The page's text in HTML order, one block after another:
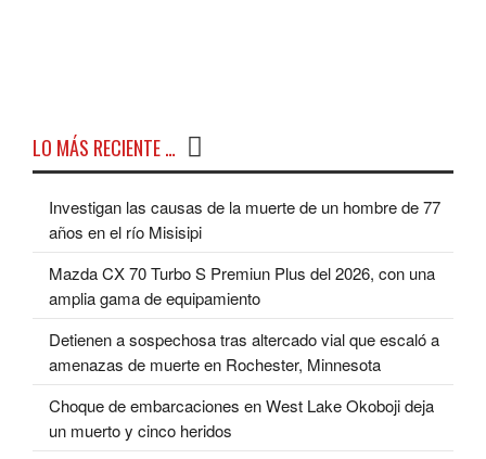
LO MÁS RECIENTE …
Investigan las causas de la muerte de un hombre de 77
años en el río Misisipi
Mazda CX 70 Turbo S Premiun Plus del 2026, con una
amplia gama de equipamiento
Detienen a sospechosa tras altercado vial que escaló a
amenazas de muerte en Rochester, Minnesota
Choque de embarcaciones en West Lake Okoboji deja
un muerto y cinco heridos